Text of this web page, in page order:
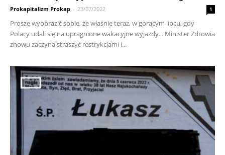
Prokapitalizm Prokap - 23/07/2022 1
Proszę wyobrazić sobie, że właśnie teraz, w gorącym lipcu, gdy
Polacy udali się na upragnione wakacyjne wyjazdy... Minister Zdrowia
znowu zaczyna straszyć restrykcjami i...